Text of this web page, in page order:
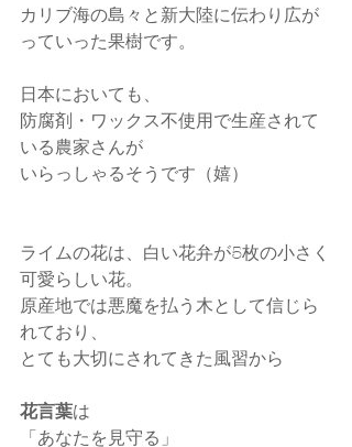
カリブ海の島々と新大陸に伝わり広が
っていった果樹です。
日本においても、
防腐剤・ワックス不使用で生産されて
いる農家さんが
いらっしゃるそうです（嬉）
ライムの花は、白い花弁が5枚の小さく
可愛らしい花。
原産地では悪魔を払う木として信じら
れており、
とても大切にされてきた風習から
花言葉は
「あなたを見守る」